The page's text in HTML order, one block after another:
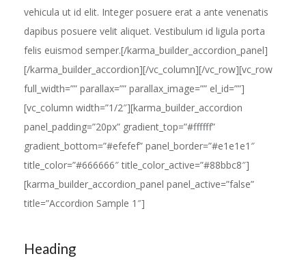
vehicula ut id elit. Integer posuere erat a ante venenatis
dapibus posuere velit aliquet. Vestibulum id ligula porta
felis euismod semper.[/karma_builder_accordion_panel]
[/karma_builder_accordion][/vc_column][/vc_row][vc_row
full_width=”” parallax=”” parallax_image=”” el_id=””]
[vc_column width=”1/2″][karma_builder_accordion
panel_padding=”20px” gradient_top=”#ffffff”
gradient_bottom=”#efefef” panel_border=”#e1e1e1″
title_color=”#666666″ title_color_active=”#88bbc8″]
[karma_builder_accordion_panel panel_active=”false”
title=”Accordion Sample 1″]
Heading